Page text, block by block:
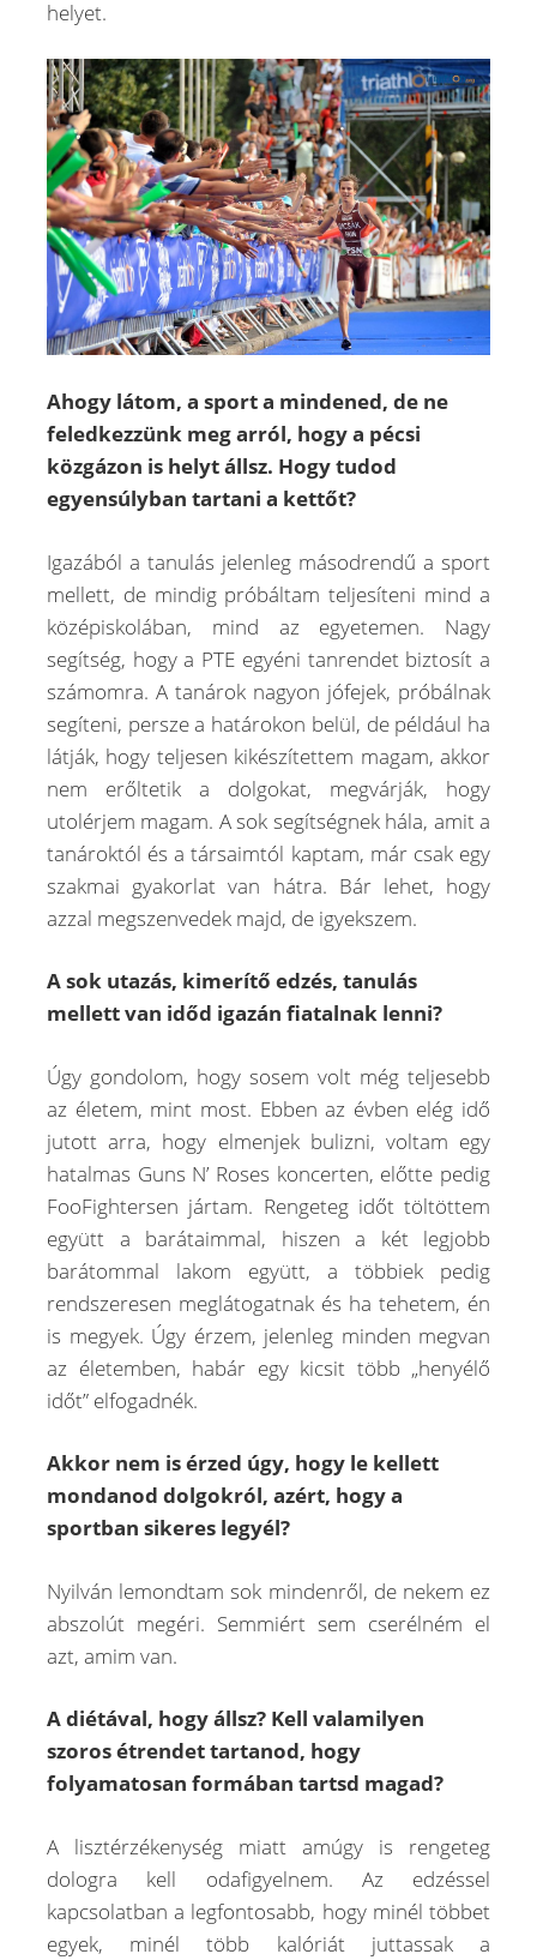
helyet.
Ahogy látom, a sport a mindened, de ne
feledkezzünk meg arról, hogy a pécsi
közgázon is helyt állsz. Hogy tudod
egyensúlyban tartani a kettőt?
Igazából a tanulás jelenleg másodrendű a sport
mellett, de mindig próbáltam teljesíteni mind a
középiskolában, mind az egyetemen. Nagy
segítség, hogy a PTE egyéni tanrendet biztosít a
számomra. A tanárok nagyon jófejek, próbálnak
segíteni, persze a határokon belül, de például ha
látják, hogy teljesen kikészítettem magam, akkor
nem erőltetik a dolgokat, megvárják, hogy
utolérjem magam. A sok segítségnek hála, amit a
tanároktól és a társaimtól kaptam, már csak egy
szakmai gyakorlat van hátra. Bár lehet, hogy
azzal megszenvedek majd, de igyekszem.
A sok utazás, kimerítő edzés, tanulás
mellett van időd igazán fiatalnak lenni?
Úgy gondolom, hogy sosem volt még teljesebb
az életem, mint most. Ebben az évben elég idő
jutott arra, hogy elmenjek bulizni, voltam egy
hatalmas Guns N’ Roses koncerten, előtte pedig
FooFightersen jártam. Rengeteg időt töltöttem
együtt a barátaimmal, hiszen a két legjobb
barátommal lakom együtt, a többiek pedig
rendszeresen meglátogatnak és ha tehetem, én
is megyek. Úgy érzem, jelenleg minden megvan
az életemben, habár egy kicsit több „henyélő
időt” elfogadnék.
Akkor nem is érzed úgy, hogy le kellett
mondanod dolgokról, azért, hogy a
sportban sikeres legyél?
Nyilván lemondtam sok mindenről, de nekem ez
abszolút megéri. Semmiért sem cserélném el
azt, amim van.
A diétával, hogy állsz? Kell valamilyen
szoros étrendet tartanod, hogy
folyamatosan formában tartsd magad?
A lisztérzékenység miatt amúgy is rengeteg
dologra kell odafigyelnem. Az edzéssel
kapcsolatban a legfontosabb, hogy minél többet
egyek, minél több kalóriát juttassak a